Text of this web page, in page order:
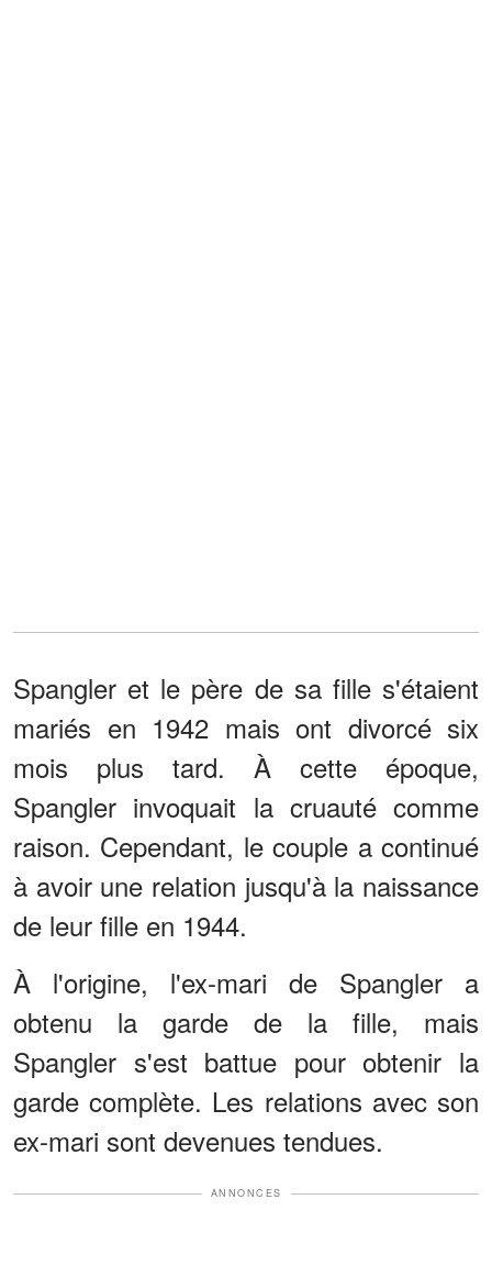
Spangler et le père de sa fille s'étaient
mariés en 1942 mais ont divorcé six
mois plus tard. À cette époque,
Spangler invoquait la cruauté comme
raison. Cependant, le couple a continué
à avoir une relation jusqu'à la naissance
de leur fille en 1944.
À l'origine, l'ex-mari de Spangler a
obtenu la garde de la fille, mais
Spangler s'est battue pour obtenir la
garde complète. Les relations avec son
ex-mari sont devenues tendues.
ANNONCES